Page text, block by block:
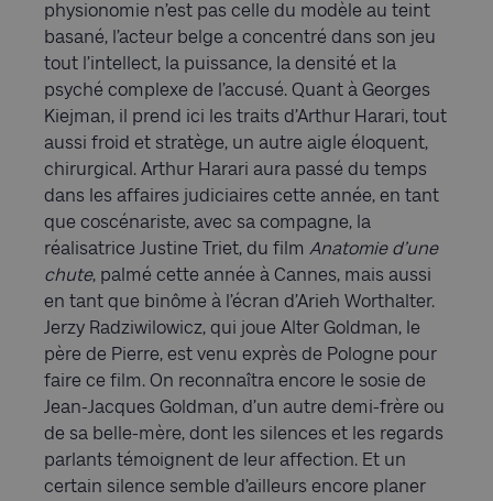
physionomie n’est pas celle du modèle au teint
basané, l’acteur belge a concentré dans son jeu
tout l’intellect, la puissance, la densité et la
psyché complexe de l’accusé. Quant à Georges
Kiejman, il prend ici les traits d’Arthur Harari, tout
aussi froid et stratège, un autre aigle éloquent,
chirurgical. Arthur Harari aura passé du temps
dans les affaires judiciaires cette année, en tant
que coscénariste, avec sa compagne, la
réalisatrice Justine Triet, du film Anatomie d’une
chute, palmé cette année à Cannes, mais aussi
en tant que binôme à l’écran d’Arieh Worthalter.
Jerzy Radziwilowicz, qui joue Alter Goldman, le
père de Pierre, est venu exprès de Pologne pour
faire ce film. On reconnaîtra encore le sosie de
Jean-Jacques Goldman, d’un autre demi-frère ou
de sa belle-mère, dont les silences et les regards
parlants témoignent de leur affection. Et un
certain silence semble d’ailleurs encore planer